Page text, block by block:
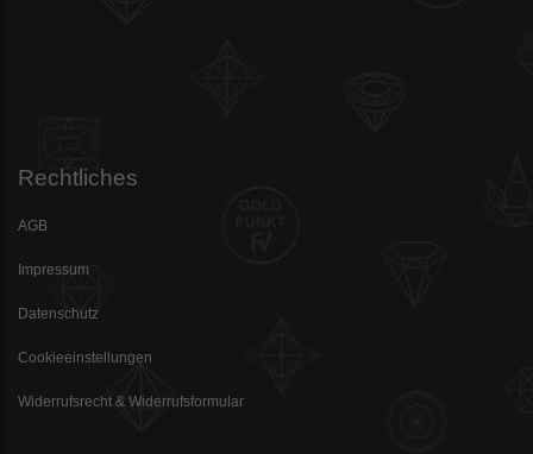
Rechtliches
AGB
Impressum
Datenschutz
Cookieeinstellungen
Widerrufsrecht & Widerrufsformular